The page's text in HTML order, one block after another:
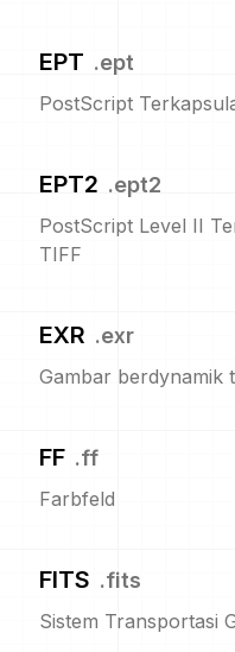
EPT .ept
PostScript
EPT2 .ept2
PostScript Level II
TIFF
EXR .exr
Gambar berdynamik
FF .ff
Farbfeld
FITS .fits
Sistem Transportasi